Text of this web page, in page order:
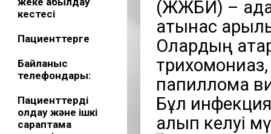
кестесі
Пациенттерге
Байланыс
телефондары:
Пациенттерді
қолдау және ішкі
сараптама
(ЖЖБИ) –
қатынас
Олардың
папиллома
Бұл
алып келуі